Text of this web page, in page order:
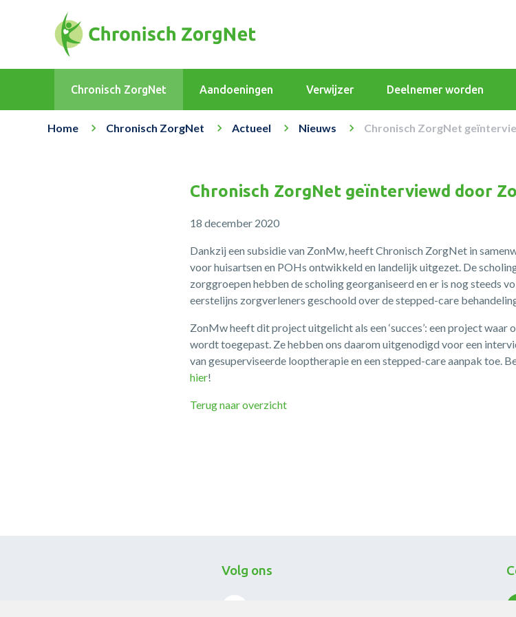
Chronisch ZorgNet Aandoeningen Verwijzer Deelnemer worden
Home Chronisch ZorgNet Actueel Nieuws Chronisch ZorgNet
Chronisch ZorgNet geïnterviewd door
18 december 2020
Dankzij een subsidie van ZonMw, heeft Chronisch ZorgNet in
voor huisartsen en POHs ontwikkeld en landelijk uitgezet. De
zorggroepen hebben de scholing georganiseerd en er is nog steeds
eerstelijns zorgverleners geschoold over de stepped-care
ZonMw heeft dit project uitgelicht als een ‘succes’: een project
wordt toegepast. Ze hebben ons daarom uitgenodigd voor een
van gesuperviseerde looptherapie en een stepped-care aanpak toe.
hier!
Terug naar overzicht
Volg ons